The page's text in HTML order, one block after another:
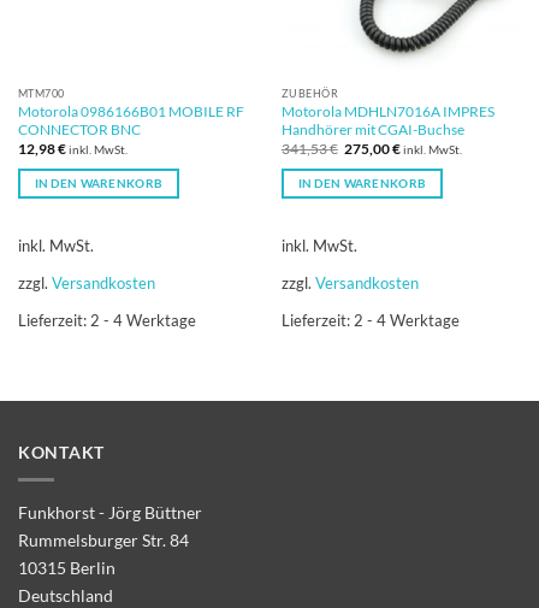
MTM700
Motorola 0986166B01 MOBILE RF
CONNECTOR BNC
12,98€inkl. MwSt.
IN DEN WARENKORB
inkl. MwSt.
zzgl. Versandkosten
Lieferzeit: 2 - 4 Werktage
ZUBEHÖR
Motorola MDHLN7016A IMPRES
Handhörer mit CGAI-Buchse
341,53€ Ursprünglicher
Preis
war:
341,53 €
275,00€Aktueller
ist:
275,00 €.
inkl. MwSt.
IN DEN WARENKORB
inkl. MwSt.
zzgl. Versandkosten
Lieferzeit: 2 - 4 Werktage
KONTAKT
Funkhorst - Jörg Büttner
Rummelsburger Str. 84
10315 Berlin
Deutschland